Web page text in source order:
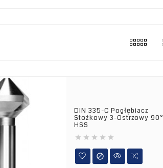
DIN 335-C Pogłębiacz
Stożkowy 3-Ostrzowy 90°
HSS
    
